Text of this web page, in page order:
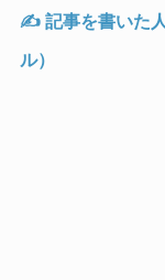
✍ 記事を書いた
ル）